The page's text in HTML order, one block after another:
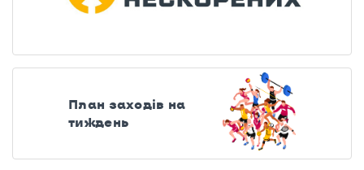
План заходів на
тиждень